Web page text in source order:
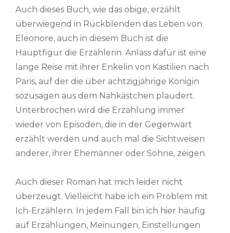
Auch dieses Buch, wie das obige, erzählt
überwiegend in Rückblenden das Leben von
Eleonore, auch in diesem Buch ist die
Hauptfigur die Erzählerin. Anlass dafür ist eine
lange Reise mit ihrer Enkelin von Kastilien nach
Paris, auf der die über achtzigjährige Königin
sozusagen aus dem Nähkästchen plaudert.
Unterbrochen wird die Erzählung immer
wieder von Episoden, die in der Gegenwart
erzählt werden und auch mal die Sichtweisen
anderer, ihrer Ehemänner oder Söhne, zeigen.
Auch dieser Roman hat mich leider nicht
überzeugt. Vielleicht habe ich ein Problem mit
Ich-Erzählern. In jedem Fall bin ich hier häufig
auf Erzählungen, Meinungen, Einstellungen